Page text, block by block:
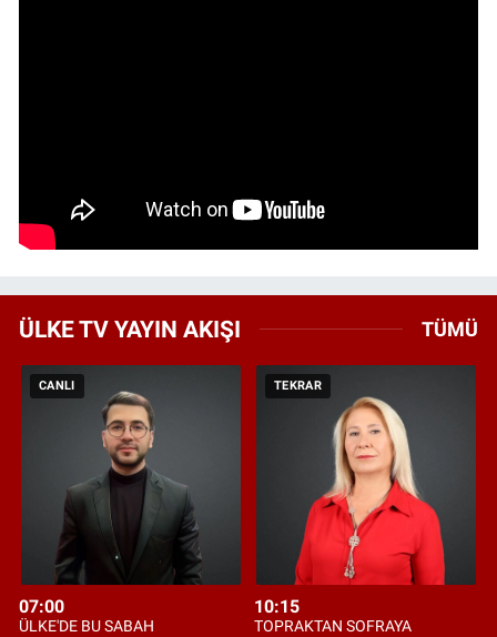
ÜLKE TV YAYIN AKIŞI TÜMÜ
CANLI
07:00
ÜLKE'DE BU SABAH
TEKRAR
10:15
TOPRAKTAN SOFRAYA